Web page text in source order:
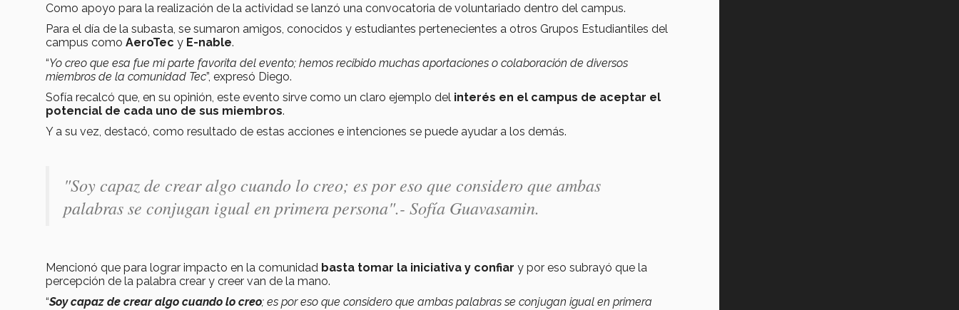
Como apoyo para la realización de la actividad se lanzó una convocatoria de voluntariado dentro del campus.
Para el día de la subasta, se sumaron amigos, conocidos y estudiantes pertenecientes a otros Grupos Estudiantiles del
campus como AeroTec y E-nable.
“Yo creo que esa fue mi parte favorita del evento; hemos recibido muchas aportaciones o colaboración de diversos
miembros de la comunidad Tec”, expresó Diego.
Sofía recalcó que, en su opinión, este evento sirve como un claro ejemplo del interés en el campus de aceptar el
potencial de cada uno de sus miembros.
Y a su vez, destacó, como resultado de estas acciones e intenciones se puede ayudar a los demás.
"Soy capaz de crear algo cuando lo creo; es por eso que considero que ambas
palabras se conjugan igual en primera persona".- Sofía Guavasamin.
Mencionó que para lograr impacto en la comunidad basta tomar la iniciativa y confiar y por eso subrayó que la
percepción de la palabra crear y creer van de la mano.
“Soy capaz de crear algo cuando lo creo; es por eso que considero que ambas palabras se conjugan igual en primera